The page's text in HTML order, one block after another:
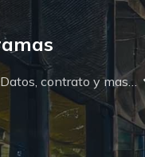
contrato y mas…